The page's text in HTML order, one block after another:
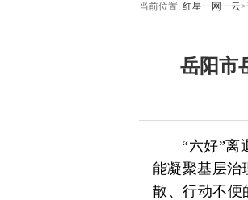
当前位置: 红星一网一云>
岳阳市
“六好”离
能凝聚基层治
散、行动不便